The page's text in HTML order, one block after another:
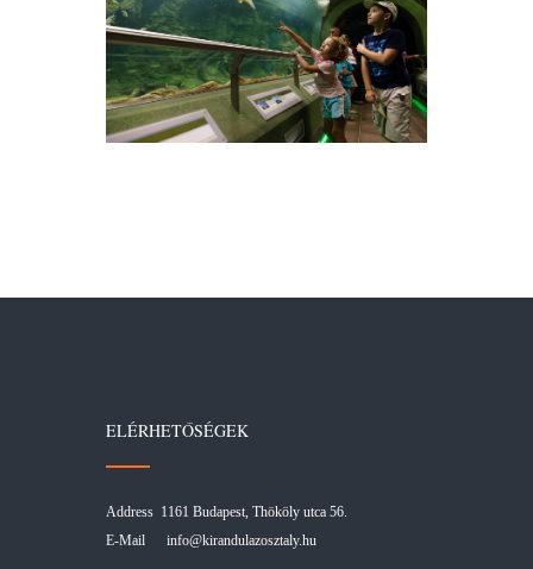
ELÉRHETŐSÉGEK
Address 1161 Budapest, Thököly utca 56.
E-Mail info@kirandulazosztaly.hu